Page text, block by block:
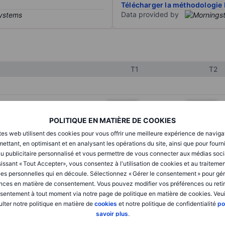
POLITIQUE EN MATIÈRE DE COOKIES
web utilisent des cookies pour vous offrir une meilleure expérience de
en optimisant et en analysant les opérations du site, ainsi que pour
publicitaire personnalisé et vous permettre de vous connecter aux médias
« Tout Accepter», vous consentez à l'utilisation de cookies et au
personnelles qui en découle. Sélectionnez « Gérer le consentement » pour
en matière de consentement. Vous pouvez modifier vos préférences ou
à tout moment via notre page de politique en matière de cookies.
notre politique en matière de cookies et notre politique de confidentialité
savoir plus.
Télécharger la méthodologie
Data provided by
T1 T2
XXXXXXX XXXXXXX
XXXXXXX
XXXXXXX XXXXXXX
XXXXXXX XXXXXXX
XXXXXXX XXXXXXX